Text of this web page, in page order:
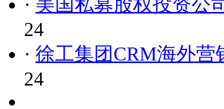
24
· 徐工集团CRM海外
24